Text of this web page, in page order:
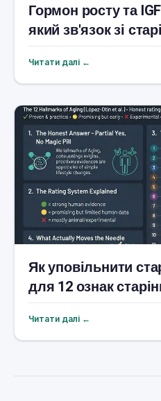
Гормон росту та
який зв'язок зі
Читати далі ←
Як уповільнити
для 12 ознак
Читати далі ←